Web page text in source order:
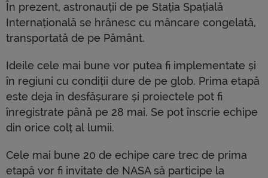
În prezent, astronauții de pe Stația Spațială
Internațională se hrănesc cu mâncare congelată,
transportată de pe Pământ.
Ideile cele mai bune vor putea fi implementate și
în regiuni cu condiții dure de pe glob. Prima etapă
este deja în desfășurare și proiectele pot fi
înregistrate până pe 28 mai. Se pot înscrie echipe
din orice colț al lumii.
Cele mai bune 20 de echipe care trec de prima
etapă vor fi invitate de NASA să participe la